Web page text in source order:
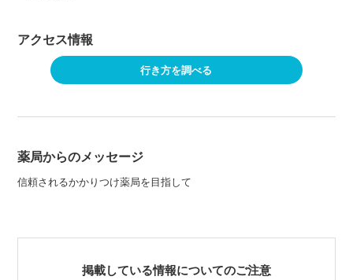
アクセス情報
行き方を調べる
薬局からのメッセージ
信頼されるかかりつけ薬局を目指して
掲載している情報についてのご注意